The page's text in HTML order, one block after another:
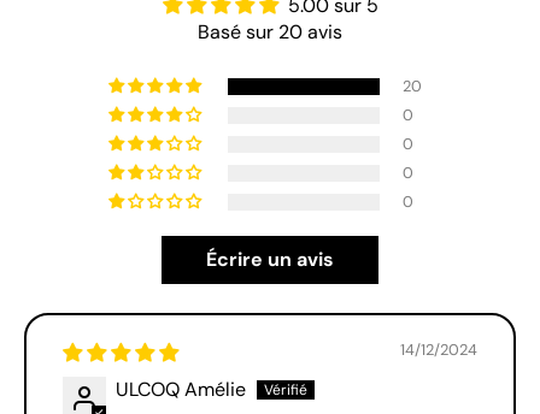
5.00 sur 5
Basé sur 20 avis
20
0
0
0
0
Écrire un avis
14/12/2024
ULCOQ Amélie